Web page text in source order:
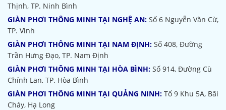
Thịnh, TP. Ninh Bình
GIÀN PHƠI THÔNG MINH TẠI NGHỆ AN: Số 6 Nguyễn Văn Cừ,
TP. Vinh
GIÀN PHƠI THÔNG MINH TẠI NAM ĐỊNH: Số 408, Đường
Trần Hưng Đạo, TP. Nam Định
GIÀN PHƠI THÔNG MINH TẠI HÒA BÌNH: Số 914, Đường Cù
Chính Lan, TP. Hòa Bình
GIÀN PHƠI THÔNG MINH TẠI QUẢNG NINH: Tổ 9 Khu 5A, Bãi
Cháy, Hạ Long